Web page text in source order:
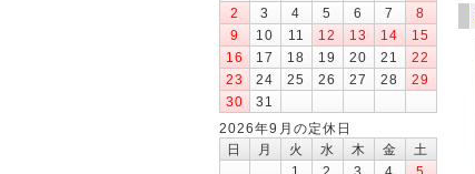
2
3 4 5 6 7
8
9
10 11 12 13 14
15
16
17 18 19 20 21
22
23
24 25 26 27 28
29
30
31
2026年9月の定休日
日
月 火 水 木 金
土